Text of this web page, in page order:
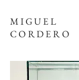
MIGUEL
CORDERO